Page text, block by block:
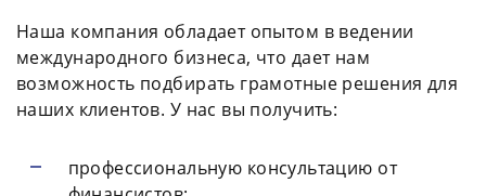
Наша компания обладает опытом в ведении
международного бизнеса, что дает нам
возможность подбирать грамотные решения для
наших клиентов. У нас вы получить:
профессиональную консультацию от